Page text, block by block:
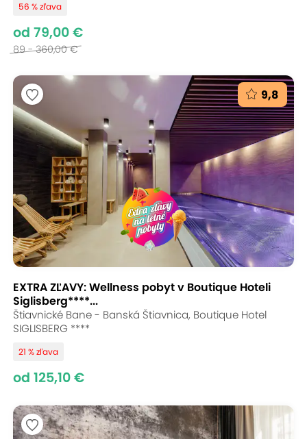
56 % zľava
od 79,00 €
89 - 360,00 €
9,8
EXTRA ZĽAVY: Wellness pobyt v Boutique Hoteli
Siglisberg****...
Štiavnické Bane - Banská Štiavnica, Boutique Hotel
SIGLISBERG ****
21 % zľava
od 125,10 €